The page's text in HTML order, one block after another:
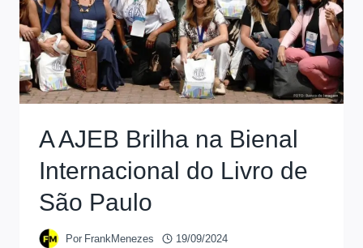
A AJEB Brilha na Bienal
Internacional do Livro de
São Paulo
Por FrankMenezes 19/09/2024